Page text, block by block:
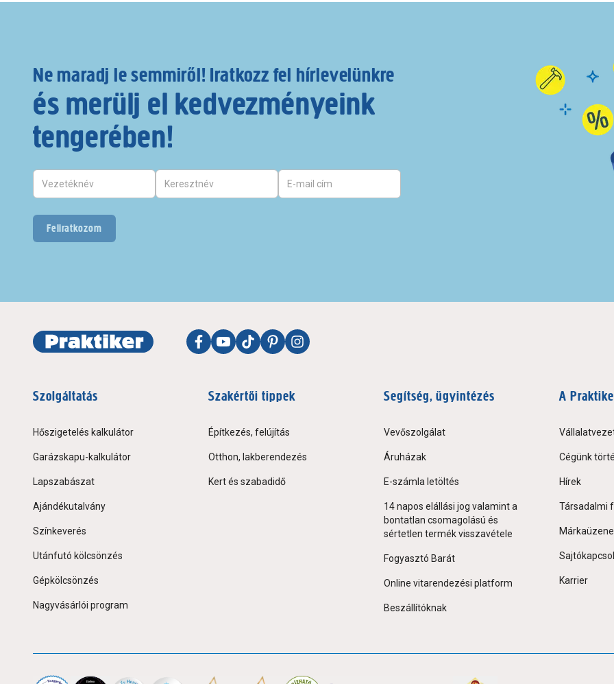
Ne maradj le semmiről! Iratkozz fel hírlevelünkre
és merülj el kedvezményeink
tengerében!
Feliratkozom
Szolgáltatás
Hőszigetelés kalkulátor
Garázskapu-kalkulátor
Lapszabászat
Ajándékutalvány
Színkeverés
Utánfutó kölcsönzés
Gépkölcsönzés
Nagyvásárlói program
Szakértői tippek
Építkezés, felújítás
Otthon, lakberendezés
Kert és szabadidő
Segítség, ügyintézés
Vevőszolgálat
Áruházak
E-számla letöltés
14 napos elállási jog valamint a
bontatlan csomagolású és
sértetlen termék visszavétele
Fogyasztó Barát
Online vitarendezési platform
Beszállítóknak
A
Cégünk
Hírek
Társadalmi
Karrier